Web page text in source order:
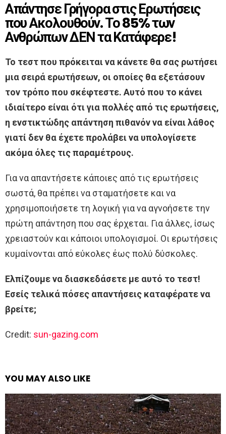
Απάντησε Γρήγορα στις Ερωτήσεις
που Ακολουθούν. Το 85% των
Ανθρώπων ΔΕΝ τα Κατάφερε!
Το τεστ που πρόκειται να κάνετε θα σας ρωτήσει
μια σειρά ερωτήσεων, οι οποίες θα εξετάσουν
τον τρόπο που σκέφτεστε. Αυτό που το κάνει
ιδιαίτερο είναι ότι για πολλές από τις ερωτήσεις,
η ενστικτώδης απάντηση πιθανόν να είναι λάθος
γιατί δεν θα έχετε προλάβει να υπολογίσετε
ακόμα όλες τις παραμέτρους.
Για να απαντήσετε κάποιες από τις ερωτήσεις
σωστά, θα πρέπει να σταματήσετε και να
χρησιμοποιήσετε τη λογική για να αγνοήσετε την
πρώτη απάντηση που σας έρχεται. Για άλλες, ίσως
χρειαστούν και κάποιοι υπολογισμοί. Οι ερωτήσεις
κυμαίνονται από εύκολες έως πολύ δύσκολες.
Ελπίζουμε να διασκεδάσετε με αυτό το τεστ!
Εσείς τελικά πόσες απαντήσεις καταφέρατε να
βρείτε;
Credit: sun-gazing.com
YOU MAY ALSO LIKE